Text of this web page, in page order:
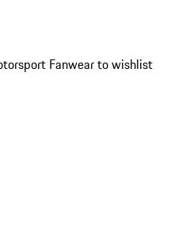
Fanwear to wishlist